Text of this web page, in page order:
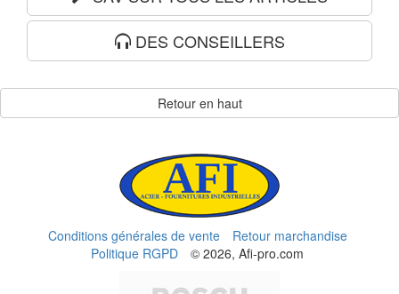
DES CONSEILLERS
Retour en haut
Conditions générales de vente
Retour marchandise
Politique RGPD
© 2026, Afi-pro.com